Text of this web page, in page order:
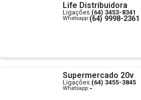
Life Distribuidora
Ligações:(64) 3453-8341
Whatsapp:(64) 9998-2361
Supermercado 20v
Ligações:(64) 3455-3845
Whatsapp:-